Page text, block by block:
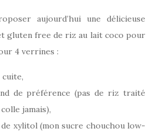
aujourd’hui une délicieuse
gluten free de riz au lait coco pour
4 verrines :
de préférence (pas de riz traité
jamais),
xylitol (mon sucre chouchou low-